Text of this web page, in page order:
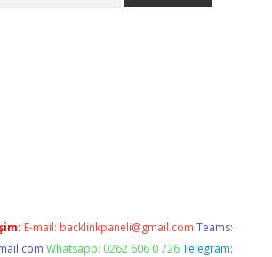
E-mail: backlinkpaneli@gmail.com Teams:
Whatsapp: 0262 606 0 726 Telegram: